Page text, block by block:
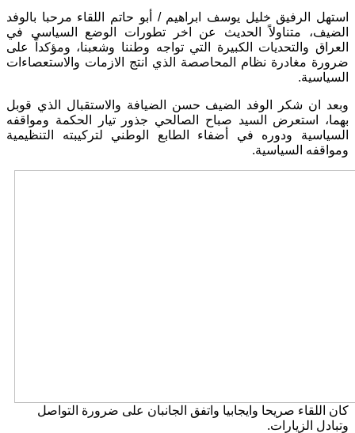
استهل الرفيق خليل يوسف ابراهيم /
أبو حاتم اللقاء مرحبا بالوفد
الضيف، متناولاً الحديث عن اخر تطورات الوضع السياسي في
العراق والتحديات الكبيرة التي تواجه وطننا وشعبنا، ومؤكداً على
ضرورة مغادرة نظام المحاصصة الذي انتج الازمات والاستعصاءات
السياسية.
وبعد ان شكر الوفد الضيف حسن الضيافة والاستقبال الذي قوبل
بهما، استعرض السيد صباح الصالحي جذور تيار الحكمة ومواقفه
السياسية ودوره في أضفاء الطابع الوطني لتركيبته التنظيمية
ومواقفه السياسية.
كان اللقاء صريحا وايجابيا واتفق الجانبان على ضرورة التواصل
وتبادل الزيارات.